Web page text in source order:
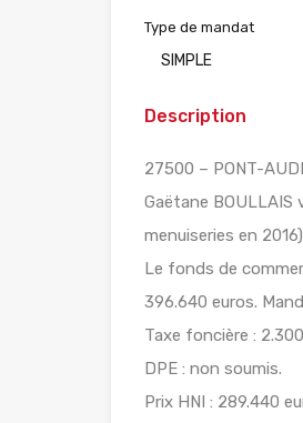
Type de mandat
SIMPLE
Description
27500 – PONT-
Gaëtane
menuiseries en
Le fonds de
396.640 euros.
Taxe foncière :
DPE : non soumis.
Prix HNI : 289.440